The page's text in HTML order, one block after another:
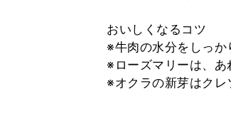
おいしくなるコツ
※牛肉の水分をしっか
※ローズマリーは、あ
※オクラの新芽はクレ